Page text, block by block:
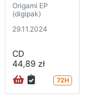
Origami EP
(digipak)
29.11.2024
CD
44,89 zł
72H